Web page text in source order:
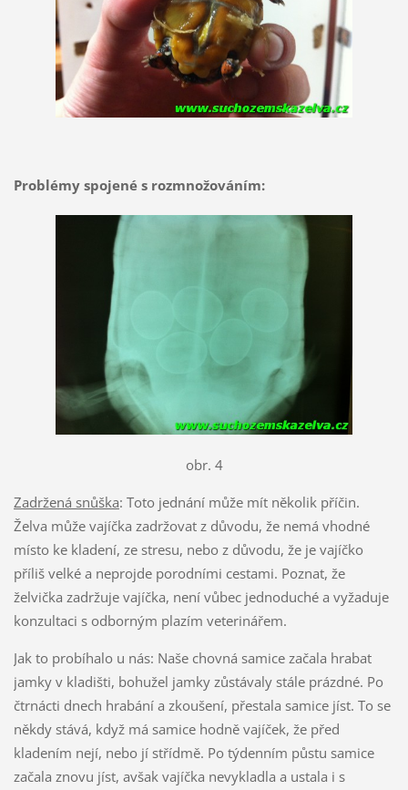
Problémy spojené s rozmnožováním:
obr. 4
Zadržená snůška: Toto jednání může mít několik příčin.
Želva může vajíčka zadržovat z důvodu, že nemá vhodné
místo ke kladení, ze stresu, nebo z důvodu, že je vajíčko
příliš velké a neprojde porodními cestami. Poznat, že
želvička zadržuje vajíčka, není vůbec jednoduché a vyžaduje
konzultaci s odborným plazím veterinářem.
Jak to probíhalo u nás: Naše chovná samice začala hrabat
jamky v kladišti, bohužel jamky zůstávaly stále prázdné. Po
čtrnácti dnech hrabání a zkoušení, přestala samice jíst. To se
někdy stává, když má samice hodně vajíček, že před
kladením nejí, nebo jí střídmě. Po týdenním půstu samice
začala znovu jíst, avšak vajíčka nevykladla a ustala i s